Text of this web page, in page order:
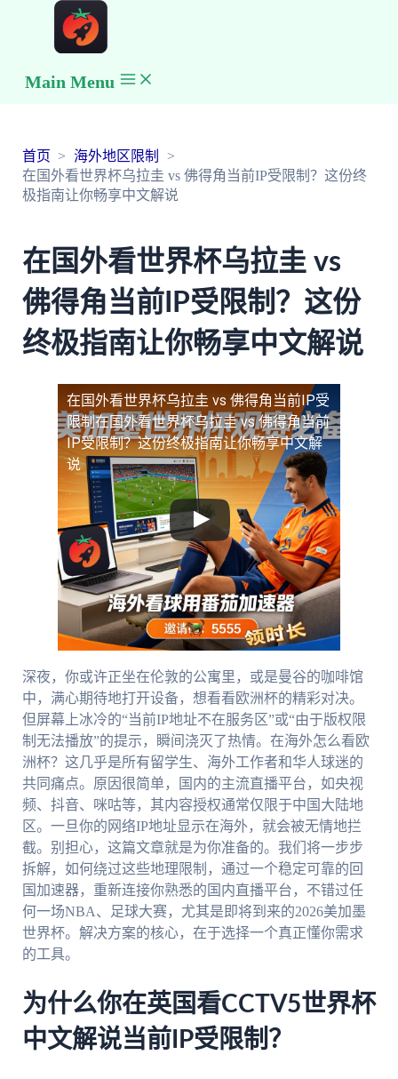
Main Menu
首页
海外地区限制
在国外看世界杯乌拉圭 vs 佛得角当前IP受限制？这份终
极指南让你畅享中文解说
在国外看世界杯乌拉圭 vs
佛得角当前IP受限制？这份
终极指南让你畅享中文解说
在国外看世界杯乌拉圭 vs 佛得角当前IP受
限制在国外看世界杯乌拉圭 vs 佛得角当前
IP受限制？这份终极指南让你畅享中文解
说
深夜，你或许正坐在伦敦的公寓里，或是曼谷的咖啡馆
中，满心期待地打开设备，想看看欧洲杯的精彩对决。
但屏幕上冰冷的“当前IP地址不在服务区”或“由于版权限
制无法播放”的提示，瞬间浇灭了热情。在海外怎么看欧
洲杯？这几乎是所有留学生、海外工作者和华人球迷的
共同痛点。原因很简单，国内的主流直播平台，如央视
频、抖音、咪咕等，其内容授权通常仅限于中国大陆地
区。一旦你的网络IP地址显示在海外，就会被无情地拦
截。别担心，这篇文章就是为你准备的。我们将一步步
拆解，如何绕过这些地理限制，通过一个稳定可靠的回
国加速器，重新连接你熟悉的国内直播平台，不错过任
何一场NBA、足球大赛，尤其是即将到来的2026美加墨
世界杯。解决方案的核心，在于选择一个真正懂你需求
的工具。
为什么你在英国看CCTV5世界杯
中文解说当前IP受限制？